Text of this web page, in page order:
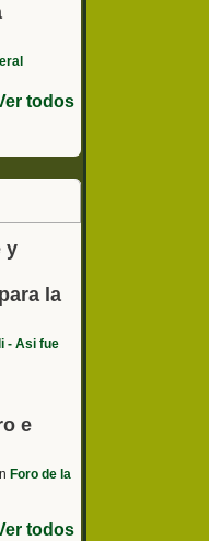
todos
y
la
- Asi fue
e
Foro de la
todos